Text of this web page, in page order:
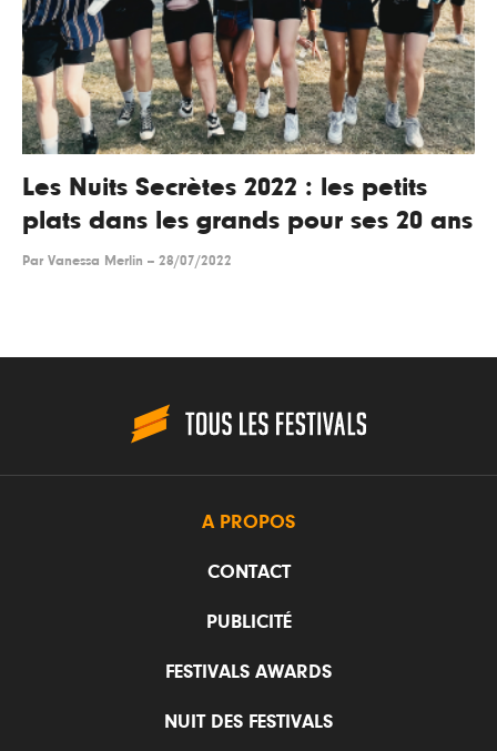
Les Nuits Secrètes 2022 : les petits
plats dans les grands pour ses 20 ans
Par Vanessa Merlin -- 28/07/2022
A PROPOS
CONTACT
PUBLICITÉ
FESTIVALS AWARDS
NUIT DES FESTIVALS